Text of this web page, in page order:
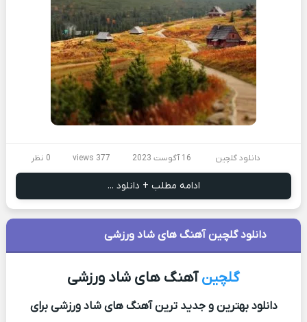
دانلود گلچین 16 آگوست 2023 377 views 0 نظر
ادامه مطلب + دانلود ...
دانلود گلچین آهنگ های شاد ورزشی
گلچینآهنگ های شاد ورزشی
دانلود بهترین و جدید ترین آهنگ های شاد ورزشی برای